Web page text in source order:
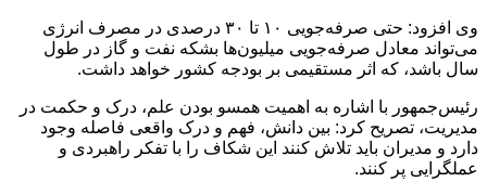
وی افزود: حتی صرفه‌جویی ۱۰ تا ۳۰ درصدی در مصرف انرژی
می‌تواند معادل صرفه‌جویی میلیون‌ها بشکه نفت و گاز در طول
سال باشد، که اثر مستقیمی بر بودجه کشور خواهد داشت.
رئیس‌جمهور با اشاره به اهمیت همسو بودن علم، درک و حکمت در
مدیریت، تصریح کرد: بین دانش، فهم و درک واقعی فاصله وجود
دارد و مدیران باید تلاش کنند این شکاف را با تفکر راهبردی و
عملگرایی پر کنند.